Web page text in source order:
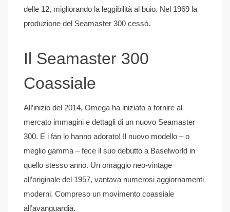
delle 12, migliorando la leggibilità al buio. Nel 1969 la
produzione del Seamaster 300 cessò.
Il Seamaster 300
Coassiale
All’inizio del 2014, Omega ha iniziato a fornire al
mercato immagini e dettagli di un nuovo Seamaster
300. E i fan lo hanno adorato! Il nuovo modello – o
meglio gamma – fece il suo debutto a Baselworld in
quello stesso anno. Un omaggio neo-vintage
all’originale del 1957, vantava numerosi aggiornamenti
moderni. Compreso un movimento coassiale
all’avanguardia.